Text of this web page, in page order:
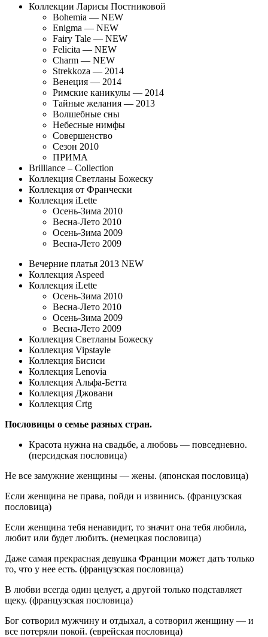
Коллекции Ларисы Постниковой
Bohemia — NEW
Enigma — NEW
Fairy Tale — NEW
Felicita — NEW
Charm — NEW
Strekkoza — 2014
Венеция — 2014
Римские каникулы — 2014
Тайные желания — 2013
Волшебные сны
Небесные нимфы
Совершенство
Сезон 2010
ПРИМА
Brilliance – Collection
Коллекция Светланы Божеску
Коллекция от Франчески
Коллекция iLette
Осень-Зима 2010
Весна-Лето 2010
Осень-Зима 2009
Весна-Лето 2009
Вечерние платья 2013 NEW
Коллекция Aspeed
Коллекция iLette
Осень-Зима 2010
Весна-Лето 2010
Осень-Зима 2009
Весна-Лето 2009
Коллекция Светланы Божеску
Коллекция Vipstayle
Коллекция Бисиси
Коллекция Lenovia
Коллекция Альфа-Бетта
Коллекция Джовани
Коллекция Crtg
Пословицы о семье разных стран.
Красота нужна на свадьбе, а любовь — повседневно.
(персидская пословица)
Не все замужние женщины — жены. (японская пословица)
Если женщина не права, пойди и извинись. (французская
пословица)
Если женщина тебя ненавидит, то значит она тебя любила,
любит или будет любить. (немецкая пословица)
Даже самая прекрасная девушка Франции может дать только
то, что у нее есть. (французская пословица)
В любви всегда один целует, а другой только подставляет
щеку. (французская пословица)
Бог сотворил мужчину и отдыхал, а сотворил женщину — и
все потеряли покой. (еврейская пословица)